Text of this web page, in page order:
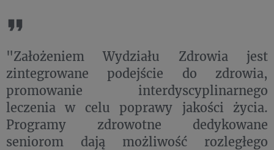
"Założeniem Wydziału Zdrowia jest
zintegrowane podejście do zdrowia,
promowanie interdyscyplinarnego
leczenia w celu poprawy jakości życia.
Programy zdrowotne dedykowane
seniorom dają możliwość rozległego